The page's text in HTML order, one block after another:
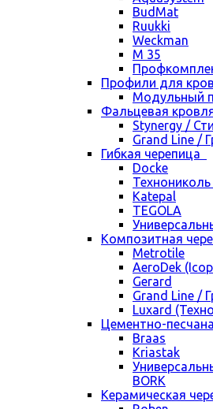
BudMat
Ruukki
Weckman
М 35
Профили для
Модульный
Фальцевая
Stynergy /
Grand Line /
Гибкая черепица
Docke
Katepal
TEGOLA
Композитная
Metrotile
AeroDek
Gerard
Grand Line /
Luxard
Цементно-
Braas
Kriastak
BORK
Керамическая